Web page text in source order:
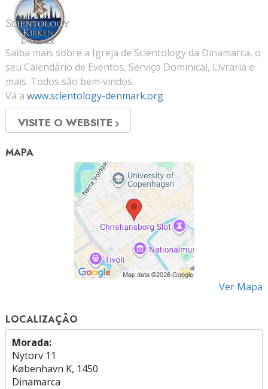
Saiba mais sobre a Igreja de Scientology da Dinamarca, o
seu Calendário de Eventos, Serviço Dominical, Livraria e
mais. Todos são bem‑vindos.
Vá a www.scientology-denmark.org
VISITE O WEBSITE
MAPA
Ver Mapa
LOCALIZAÇÃO
Morada:
Nytorv 11
København K, 1450
Dinamarca